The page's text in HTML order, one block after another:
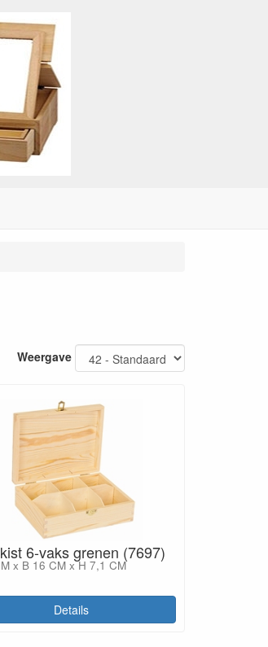
Weergave
6-vaks grenen (7697)
x B 16 CM x H 7,1 CM
Details